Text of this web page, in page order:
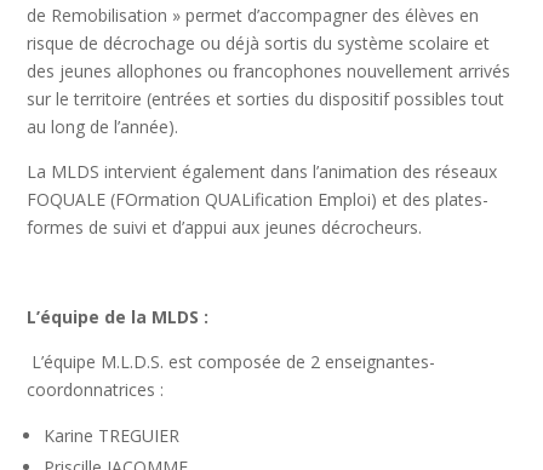
de Remobilisation » permet d’accompagner des élèves en
risque de décrochage ou déjà sortis du système scolaire et
des jeunes allophones ou francophones nouvellement arrivés
sur le territoire (entrées et sorties du dispositif possibles tout
au long de l’année).
La MLDS intervient également dans l’animation des réseaux
FOQUALE (FOrmation QUALification Emploi) et des plates-
formes de suivi et d’appui aux jeunes décrocheurs.
L’équipe de la MLDS :
L’équipe M.L.D.S. est composée de 2 enseignantes-
coordonnatrices :
Karine TREGUIER